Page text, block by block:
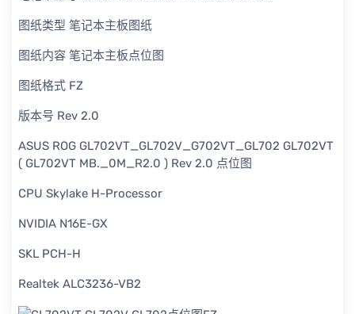
图纸类型 笔记本主板图纸
图纸内容 笔记本主板点位图
图纸格式 FZ
版本号 Rev 2.0
ASUS ROG GL702VT_GL702V_G702VT_GL702 GL702VT
( GL702VT MB._0M_R2.0 ) Rev 2.0 点位图
CPU Skylake H-Processor
NVIDIA N16E-GX
SKL PCH-H
Realtek ALC3236-VB2